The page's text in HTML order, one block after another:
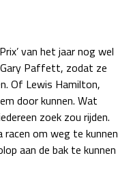
zo 21:00 - 23:00
za 05:00 - 06:00
zo 05:00 - 07:00
04 - 06 dec
za 15:00 - 16:00
zo 14:00 - 16:00
van het jaar nog wel
Gary Paffett, zodat ze
Of Lewis Hamilton,
door kunnen. Wat
zoek zou rijden.
racen om weg te kunnen
aan de bak te kunnen